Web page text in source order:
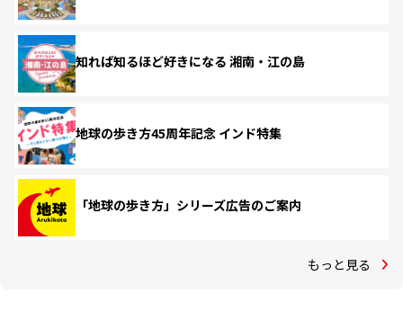
知れば知るほど好きになる 湘南・江の島
地球の歩き方45周年記念 インド特集
「地球の歩き方」シリーズ広告のご案内
もっと見る